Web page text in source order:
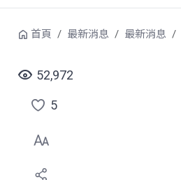
首頁 最新消息 最新消息
52,972
點
選
喜
5